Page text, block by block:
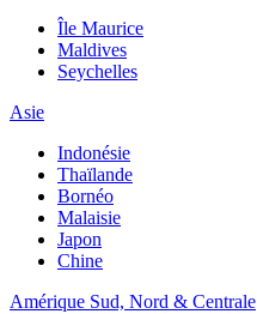
Île Maurice
Maldives
Seychelles
Asie
Indonésie
Thaïlande
Bornéo
Malaisie
Japon
Chine
Amérique Sud, Nord & Centrale